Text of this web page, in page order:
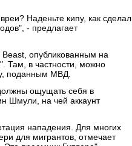
Наденьте кипу, как сделал
- предлагает
опубликованным на
Там, в частности, можно
поданным МВД.
ощущать себя в
Шмули, на чей аккаунт
нападения. Для многих
для мигрантов, отмечает